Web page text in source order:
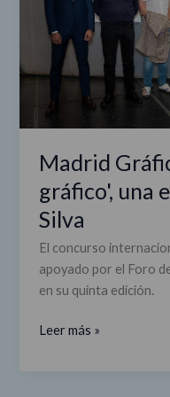
Madrid
gráfico', una
Silva
El concurso
apoyado por el Foro
en su quinta edición.
exposición
de
Jorge
Silva
Leer más »